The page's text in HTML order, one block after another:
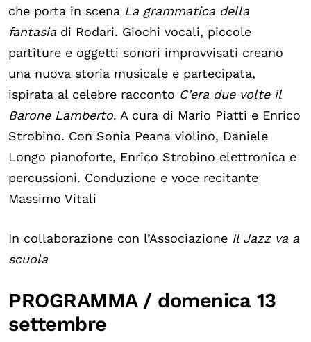
che porta in scena La grammatica della
fantasia di Rodari. Giochi vocali, piccole
partiture e oggetti sonori improvvisati creano
una nuova storia musicale e partecipata,
ispirata al celebre racconto C’era due volte il
Barone Lamberto. A cura di Mario Piatti e Enrico
Strobino. Con Sonia Peana violino, Daniele
Longo pianoforte, Enrico Strobino elettronica e
percussioni. Conduzione e voce recitante
Massimo Vitali
In collaborazione con l’Associazione Il Jazz va a
scuola
PROGRAMMA / domenica 13
settembre